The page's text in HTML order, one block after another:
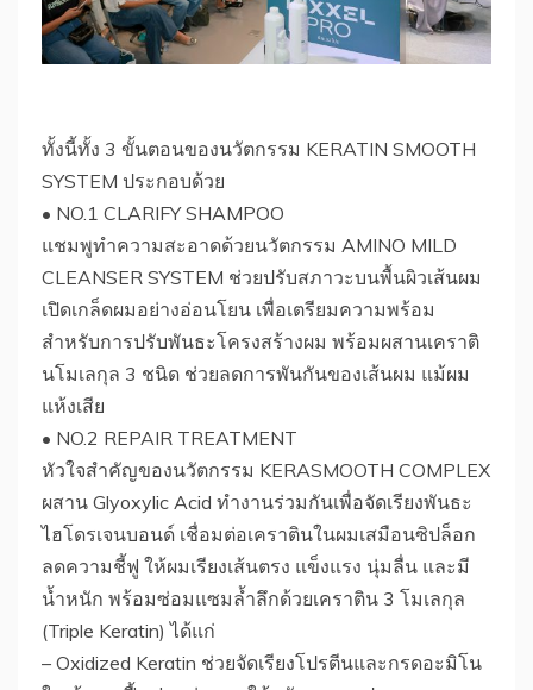
ทั้งนี้ทั้ง 3 ขั้นตอนของนวัตกรรม KERATIN SMOOTH
SYSTEM ประกอบด้วย
• NO.1 CLARIFY SHAMPOO
แชมพูทำความสะอาดด้วยนวัตกรรม AMINO MILD
CLEANSER SYSTEM ช่วยปรับสภาวะบนพื้นผิวเส้นผม
เปิดเกล็ดผมอย่างอ่อนโยน เพื่อเตรียมความพร้อม
สำหรับการปรับพันธะโครงสร้างผม พร้อมผสานเคราติ
นโมเลกุล 3 ชนิด ช่วยลดการพันกันของเส้นผม แม้ผม
แห้งเสีย
• NO.2 REPAIR TREATMENT
หัวใจสำคัญของนวัตกรรม KERASMOOTH COMPLEX
ผสาน Glyoxylic Acid ทำงานร่วมกันเพื่อจัดเรียงพันธะ
ไฮโดรเจนบอนด์ เชื่อมต่อเคราตินในผมเสมือนซิปล็อก
ลดความชี้ฟู ให้ผมเรียงเส้นตรง แข็งแรง นุ่มลื่น และมี
น้ำหนัก พร้อมซ่อมแซมล้ำลึกด้วยเคราติน 3 โมเลกุล
(Triple Keratin) ได้แก่
– Oxidized Keratin ช่วยจัดเรียงโปรตีนและกรดอะมิโน